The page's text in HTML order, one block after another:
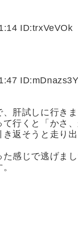
ID:trxVeVOk
ID:mDnazs3Y
肝試しに行きま
行くと「かさ
返そうと走り
感じで逃げまし